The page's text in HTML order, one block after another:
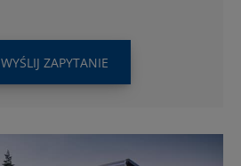
WYŚLIJ ZAPYTANIE